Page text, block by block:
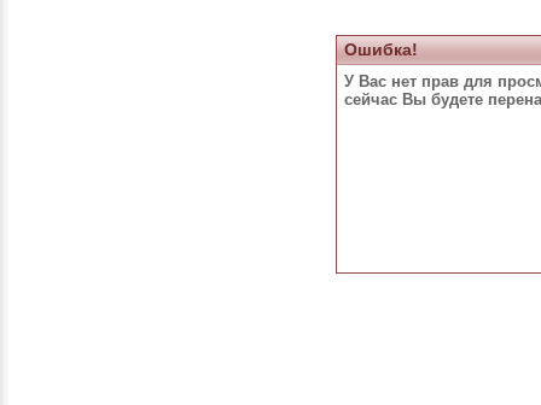
Ошибка!
У Вас нет прав для
сейчас Вы будете